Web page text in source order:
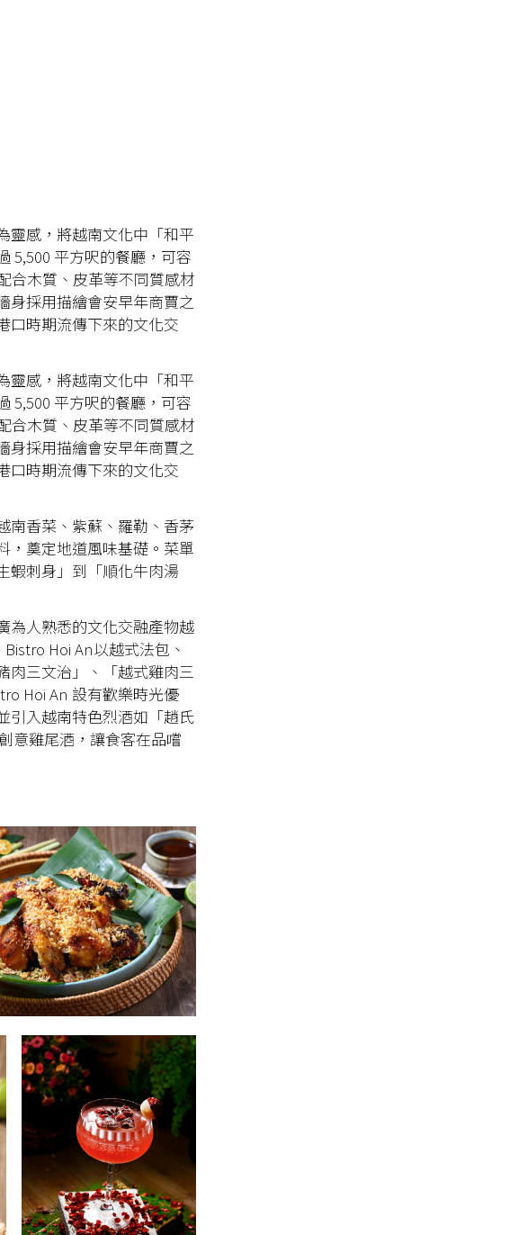
靈感，將越南文化中「和平
5,500 平方呎的餐廳，可容
合木質、皮革等不同質感材
身採用描繪會安早年商賈之
口時期流傳下來的文化交
靈感，將越南文化中「和平
5,500 平方呎的餐廳，可容
合木質、皮革等不同質感材
身採用描繪會安早年商賈之
口時期流傳下來的文化交
南香菜、紫蘇、羅勒、香茅
，奠定地道風味基礎。菜單
蝦刺身」到「順化牛肉湯
為人熟悉的文化交融產物越
Hoi An以越式法包、
肉三文治」、「越式雞肉三
Hoi An 設有歡樂時光優
引入越南特色烈酒如「趙氏
意雞尾酒，讓食客在品嚐